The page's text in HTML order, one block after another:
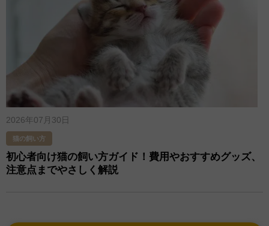
2026年07月30日
猫の飼い方
初心者向け猫の飼い方ガイド！費用やおすすめグッズ、
注意点までやさしく解説